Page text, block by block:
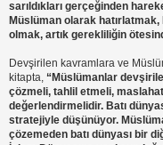
sarıldıkları gerçeğinden
Müslüman olarak
olmak, artık gerekliliğin
Devşirilen kavramlara ve
kitapta, “Müslümanlar
çözmeli, tahlil etmeli,
değerlendirmelidir. Batı
stratejiyle düşünüyor.
çözemeden batı dünyası bir